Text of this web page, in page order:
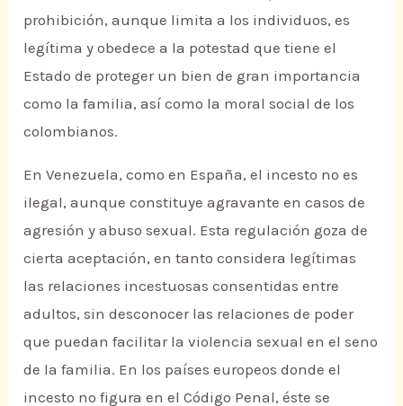
prohibición, aunque limita a los individuos, es
legítima y obedece a la potestad que tiene el
Estado de proteger un bien de gran importancia
como la familia, así como la moral social de los
colombianos.
En Venezuela, como en España, el incesto no es
ilegal, aunque constituye agravante en casos de
agresión y abuso sexual. Esta regulación goza de
cierta aceptación, en tanto considera legítimas
las relaciones incestuosas consentidas entre
adultos, sin desconocer las relaciones de poder
que puedan facilitar la violencia sexual en el seno
de la familia. En los países europeos donde el
incesto no figura en el Código Penal, éste se